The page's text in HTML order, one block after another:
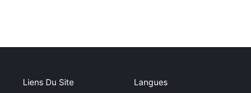
Liens Du Site Langues